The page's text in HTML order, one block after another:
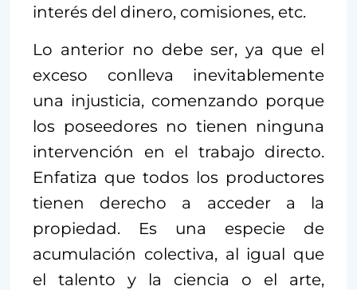
interés del dinero, comisiones, etc.
Lo anterior no debe ser, ya que el
exceso conlleva inevitablemente
una injusticia, comenzando porque
los poseedores no tienen ninguna
intervención en el trabajo directo.
Enfatiza que todos los productores
tienen derecho a acceder a la
propiedad. Es una especie de
acumulación colectiva, al igual que
el talento y la ciencia o el arte,